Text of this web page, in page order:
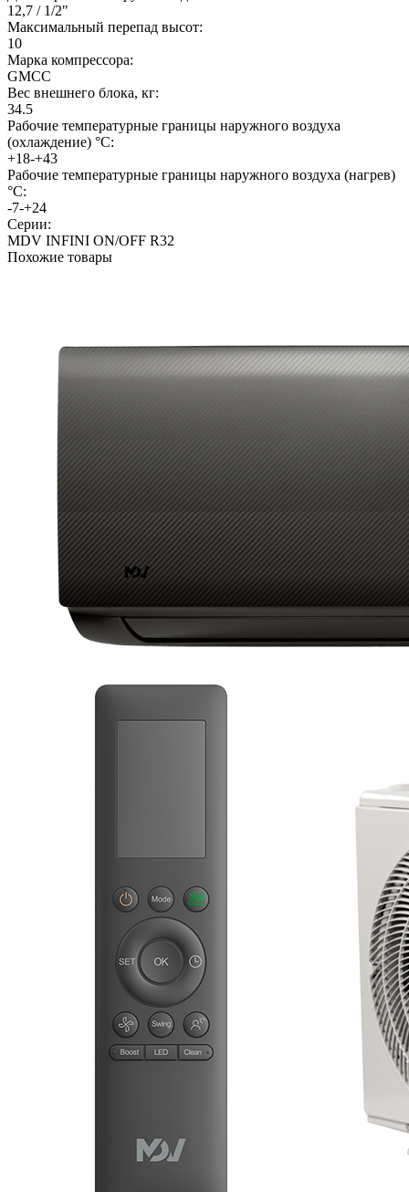
12,7 / 1/2"
Максимальный перепад высот:
10
Марка компрессора:
GMCC
Вес внешнего блока, кг:
34.5
Рабочие температурные границы наружного воздуха
(охлаждение) °C:
+18-+43
Рабочие температурные границы наружного воздуха (нагрев)
°C:
-7-+24
Серии:
MDV INFINI ON/OFF R32
Похожие товары